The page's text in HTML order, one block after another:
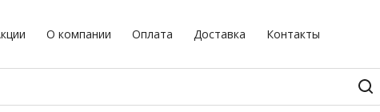
О компании Оплата Доставка Контакты